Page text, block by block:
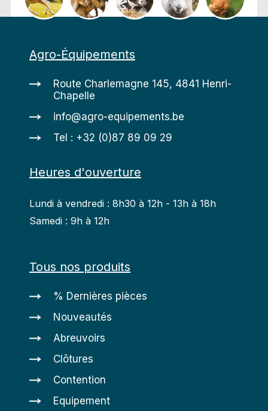
Agro-Équipements
Route Charlemagne 145, 4841 Henri-
Chapelle
info@agro-equipements.be
Tel : +32 (0)87 89 09 29
Heures d'ouverture
Lundi à vendredi : 8h30 à 12h - 13h à 18h
Samedi : 9h à 12h
Tous nos produits
% Dernières pièces
Nouveautés
Abreuvoirs
Clôtures
Contention
Equipement